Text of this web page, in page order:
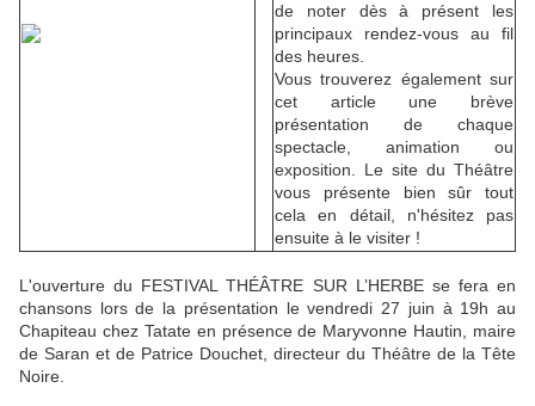
de noter dès à présent les
principaux rendez-vous au fil
des heures.
Vous trouverez également sur
cet article une brève
présentation de chaque
spectacle, animation ou
exposition. Le site du Théâtre
vous présente bien sûr tout
cela en détail, n'hésitez pas
ensuite à le visiter !
L'ouverture du FESTIVAL THÉÂTRE SUR L’HERBE se fera en
chansons lors de la présentation le vendredi 27 juin à 19h au
Chapiteau chez Tatate en présence de Maryvonne Hautin, maire
de Saran et de Patrice Douchet, directeur du Théâtre de la Tête
Noire.